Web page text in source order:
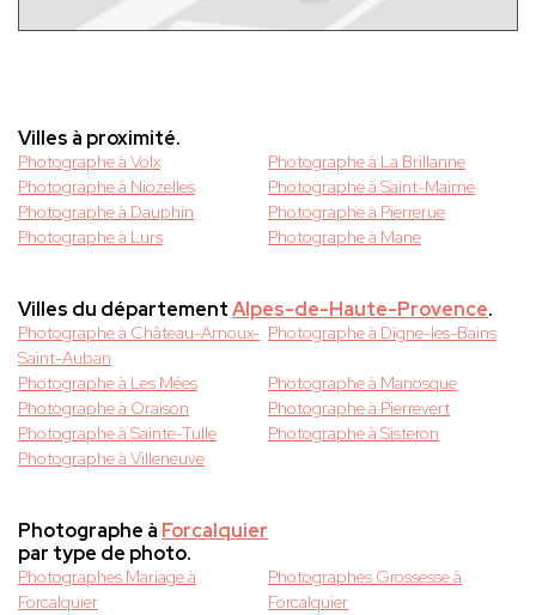
Villes à proximité.
Photographe à Volx
Photographe à La Brillanne
Photographe à Niozelles
Photographe à Saint-Maime
Photographe à Dauphin
Photographe à Pierrerue
Photographe à Lurs
Photographe à Mane
Villes du départementAlpes-de-Haute-Provence.
Photographe à Château-Arnoux-
Saint-Auban
Photographe à Digne-les-Bains
Photographe à Les Mées
Photographe à Manosque
Photographe à Oraison
Photographe à Pierrevert
Photographe à Sainte-Tulle
Photographe à Sisteron
Photographe à Villeneuve
Photographe à Forcalquier
par type de photo.
Photographes Mariage à
Forcalquier
Photographes Grossesse à
Forcalquier